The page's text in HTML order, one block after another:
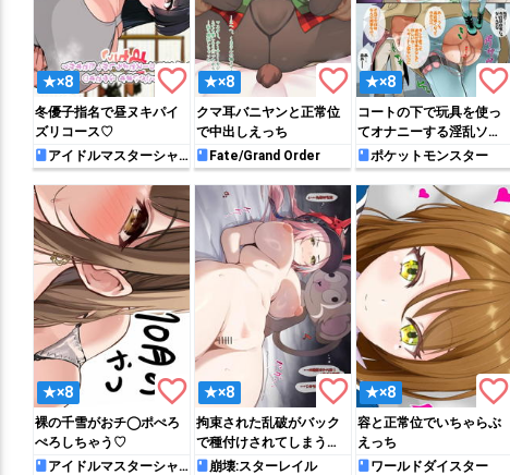
★×8 favorite_border
冬優子指名で昼ヌキパイ
ズリコース♡
アイドルマスターシャ
イニーカラーズ
★×8 favorite_border
クマ耳バニヤンと正常位
で中出しえっち
Fate/Grand Order
★×8 favorite_border
コートの下で玩具を使っ
てオナニーする淫乱ソニ
アポケットモンスター
★×8 favorite_border
裸の千雪がおチ◯ポぺろ
ぺろしちゃう♡
アイドルマスターシャ
★×8 favorite_border
拘束された乱破がバック
で種付けされてしまう…
崩壊:スターレイル
★×8 favorite_border
容と正常位でいちゃらぶ
えっち
ワールドダイスター